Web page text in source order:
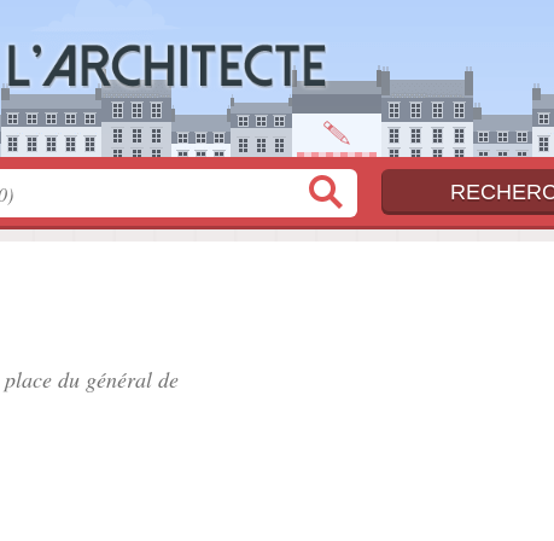
place du général de